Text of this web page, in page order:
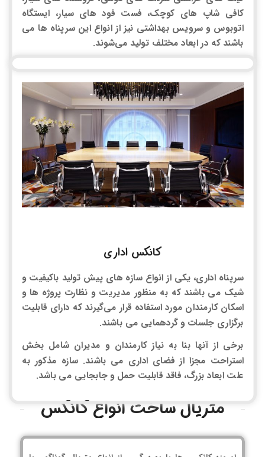
کافی شاپ های کوچک، فست فود های سیار، ایستگاه
اتوبوس و سرویس بهداشتی نیز از انواع این سرپناه ها می
باشند که در ابعاد مختلف تولید می‌شوند.
کانکس اداری
سرپناه اداری، یکی از انواع سازه های پیش تولید باکیفیت و
شیک می باشند که به منظور مدیریت و نظارت پروژه ها و
اسکان کارمندان مورد استفاده قرار می‌گیرند که دارای قابلیت
برگزاری جلسات و گردهمایی می باشند.
برخی از آنها بنا به نیاز کارمندان و مدیران شامل بخش
استراحت مجزا از فضای اداری می باشند. سازه مذکور به
علت ابعاد بزرگ، فاقد قابلیت حمل و جابجایی می باشد.
متریال ساخت انواع کانکس